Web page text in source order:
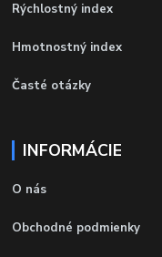
Rýchlostný index
Hmotnostný index
Časté otázky
INFORMÁCIE
O nás
Obchodné podmienky